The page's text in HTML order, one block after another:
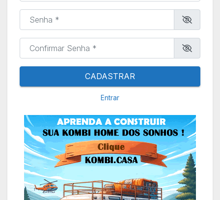
Senha*
Confirmar Senha *
CADASTRAR
Entrar